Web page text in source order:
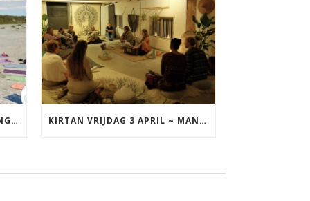
YOGA VAKANTIE TERSCHELLING 17 T/M 19 JULI KIRTAN VRIJDAG 3 APRIL ~ MANTRAZINGEN MET DIEDERICK IN LEEUWARDEN